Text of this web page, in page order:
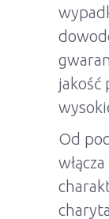
jakość
Od